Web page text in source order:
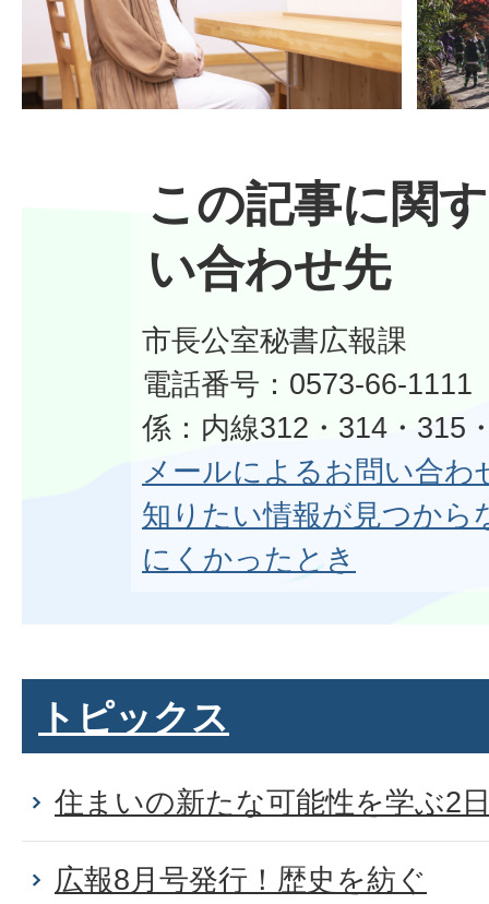
この記事に関
い合わせ先
市長公室秘書広報課
電話番号：0573-66-1111
係：内線312・314・315
メールによるお問い合わ
知りたい情報が見つから
にくかったとき
トピックス
住まいの新たな可能性を学ぶ2
広報8月号発行！歴史を紡ぐ